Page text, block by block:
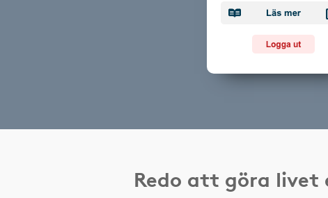
Redo att göra livet